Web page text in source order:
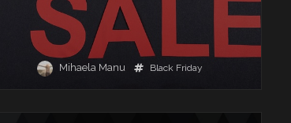
Mihaela Manu Black Friday